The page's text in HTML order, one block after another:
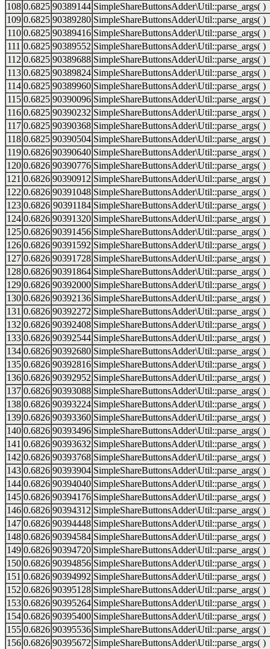
108 0.6825 90389144 SimpleShareButtonsAdder\Util::parse_args( )
109 0.6825 90389280 SimpleShareButtonsAdder\Util::parse_args( )
110 0.6825 90389416 SimpleShareButtonsAdder\Util::parse_args( )
111 0.6825 90389552 SimpleShareButtonsAdder\Util::parse_args( )
112 0.6825 90389688 SimpleShareButtonsAdder\Util::parse_args( )
113 0.6825 90389824 SimpleShareButtonsAdder\Util::parse_args( )
114 0.6825 90389960 SimpleShareButtonsAdder\Util::parse_args( )
115 0.6825 90390096 SimpleShareButtonsAdder\Util::parse_args( )
116 0.6825 90390232 SimpleShareButtonsAdder\Util::parse_args( )
117 0.6825 90390368 SimpleShareButtonsAdder\Util::parse_args( )
118 0.6825 90390504 SimpleShareButtonsAdder\Util::parse_args( )
119 0.6826 90390640 SimpleShareButtonsAdder\Util::parse_args( )
120 0.6826 90390776 SimpleShareButtonsAdder\Util::parse_args( )
121 0.6826 90390912 SimpleShareButtonsAdder\Util::parse_args( )
122 0.6826 90391048 SimpleShareButtonsAdder\Util::parse_args( )
123 0.6826 90391184 SimpleShareButtonsAdder\Util::parse_args( )
124 0.6826 90391320 SimpleShareButtonsAdder\Util::parse_args( )
125 0.6826 90391456 SimpleShareButtonsAdder\Util::parse_args( )
126 0.6826 90391592 SimpleShareButtonsAdder\Util::parse_args( )
127 0.6826 90391728 SimpleShareButtonsAdder\Util::parse_args( )
128 0.6826 90391864 SimpleShareButtonsAdder\Util::parse_args( )
129 0.6826 90392000 SimpleShareButtonsAdder\Util::parse_args( )
130 0.6826 90392136 SimpleShareButtonsAdder\Util::parse_args( )
131 0.6826 90392272 SimpleShareButtonsAdder\Util::parse_args( )
132 0.6826 90392408 SimpleShareButtonsAdder\Util::parse_args( )
133 0.6826 90392544 SimpleShareButtonsAdder\Util::parse_args( )
134 0.6826 90392680 SimpleShareButtonsAdder\Util::parse_args( )
135 0.6826 90392816 SimpleShareButtonsAdder\Util::parse_args( )
136 0.6826 90392952 SimpleShareButtonsAdder\Util::parse_args( )
137 0.6826 90393088 SimpleShareButtonsAdder\Util::parse_args( )
138 0.6826 90393224 SimpleShareButtonsAdder\Util::parse_args( )
139 0.6826 90393360 SimpleShareButtonsAdder\Util::parse_args( )
140 0.6826 90393496 SimpleShareButtonsAdder\Util::parse_args( )
141 0.6826 90393632 SimpleShareButtonsAdder\Util::parse_args( )
142 0.6826 90393768 SimpleShareButtonsAdder\Util::parse_args( )
143 0.6826 90393904 SimpleShareButtonsAdder\Util::parse_args( )
144 0.6826 90394040 SimpleShareButtonsAdder\Util::parse_args( )
145 0.6826 90394176 SimpleShareButtonsAdder\Util::parse_args( )
146 0.6826 90394312 SimpleShareButtonsAdder\Util::parse_args( )
147 0.6826 90394448 SimpleShareButtonsAdder\Util::parse_args( )
148 0.6826 90394584 SimpleShareButtonsAdder\Util::parse_args( )
149 0.6826 90394720 SimpleShareButtonsAdder\Util::parse_args( )
150 0.6826 90394856 SimpleShareButtonsAdder\Util::parse_args( )
151 0.6826 90394992 SimpleShareButtonsAdder\Util::parse_args( )
152 0.6826 90395128 SimpleShareButtonsAdder\Util::parse_args( )
153 0.6826 90395264 SimpleShareButtonsAdder\Util::parse_args( )
154 0.6826 90395400 SimpleShareButtonsAdder\Util::parse_args( )
155 0.6826 90395536 SimpleShareButtonsAdder\Util::parse_args( )
156 0.6826 90395672 SimpleShareButtonsAdder\Util::parse_args( )